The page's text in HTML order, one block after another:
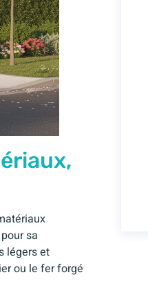
sa
légers et
ou le fer forgé